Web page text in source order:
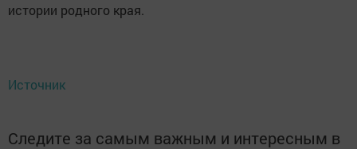
истории родного края.
Источник
Следите за самым важным и интересным в